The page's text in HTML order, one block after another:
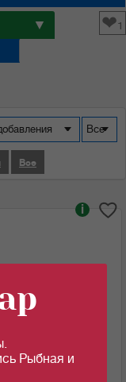
▼ ❤1
Все
Все
i
Рыбная и